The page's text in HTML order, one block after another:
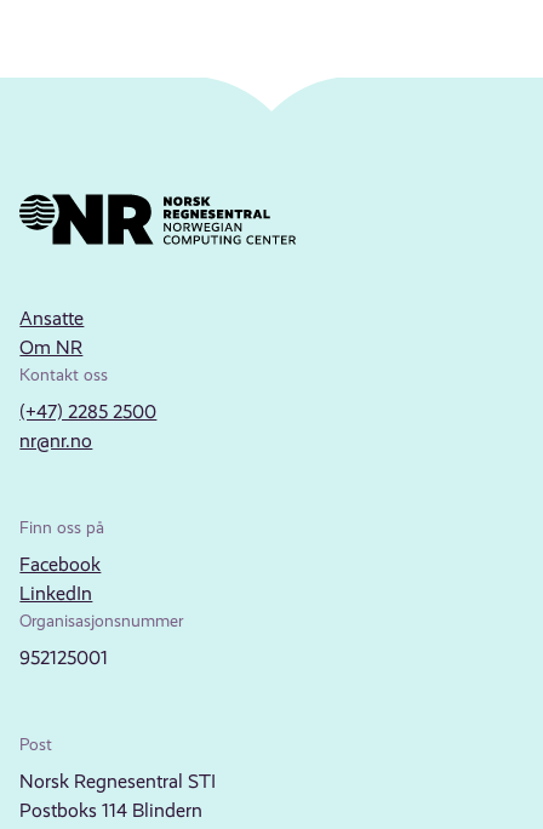
Ansatte
Om NR
Kontakt oss
(+47) 2285 2500
nr@nr.no
Finn oss på
Facebook
LinkedIn
Organisasjonsnummer
952125001
Post
Norsk Regnesentral STI
Postboks 114 Blindern